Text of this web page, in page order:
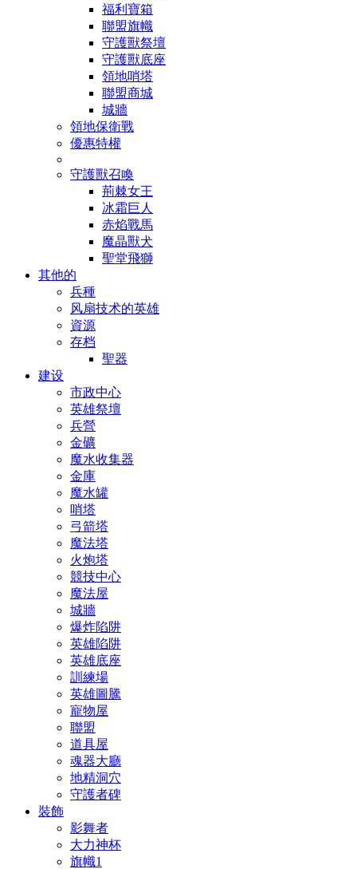
福利寶箱
聯盟旗幟
守護獸祭壇
守護獸底座
領地哨塔
聯盟商城
城牆
領地保衛戰
優惠特權
守護獸召喚
荊棘女王
冰霜巨人
赤焰戰馬
魔晶獸犬
聖堂飛獅
其他的
兵種
风扇技术的英雄
資源
存档
聖器
建设
市政中心
英雄祭壇
兵營
金礦
魔水收集器
金庫
魔水罐
哨塔
弓箭塔
魔法塔
火炮塔
競技中心
魔法屋
城牆
爆炸陷阱
英雄陷阱
英雄底座
訓練場
英雄圖騰
寵物屋
聯盟
道具屋
魂器大廳
地精洞穴
守護者碑
裝飾
影舞者
大力神杯
旗幟1